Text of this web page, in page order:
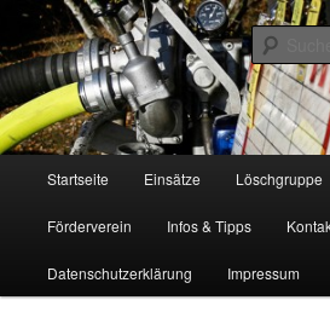
Zum
primären
Inhalt
springenFF Köln, LG RD
Freiwillige Feuerwehr Köln, Löschgruppe
Startseite Einsätze Löschgruppe
Förderverein Infos & Tipps
Datenschutzerklärung Impressum